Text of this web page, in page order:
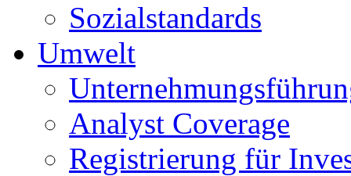
Sozialstandards
Umwelt
Analyst Coverage
Registrierung für